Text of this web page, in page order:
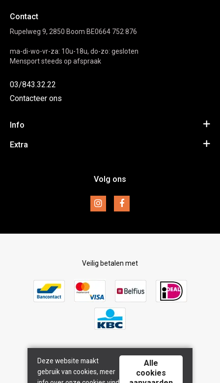
Contact
Rupelweg 9, 2850 Boom BE0664 752 876
ma-di-wo-vr-za: 10u-18u, do-zo: gesloten
Mensport steeds op afspraak
03/843.32.22
Contacteer ons
Info
Algemene voorwaarden
Extra
Volg ons
Veilig betalen met
Bezorgd door
Deze website maakt
gebruik van cookies, meer
Alle
cookies